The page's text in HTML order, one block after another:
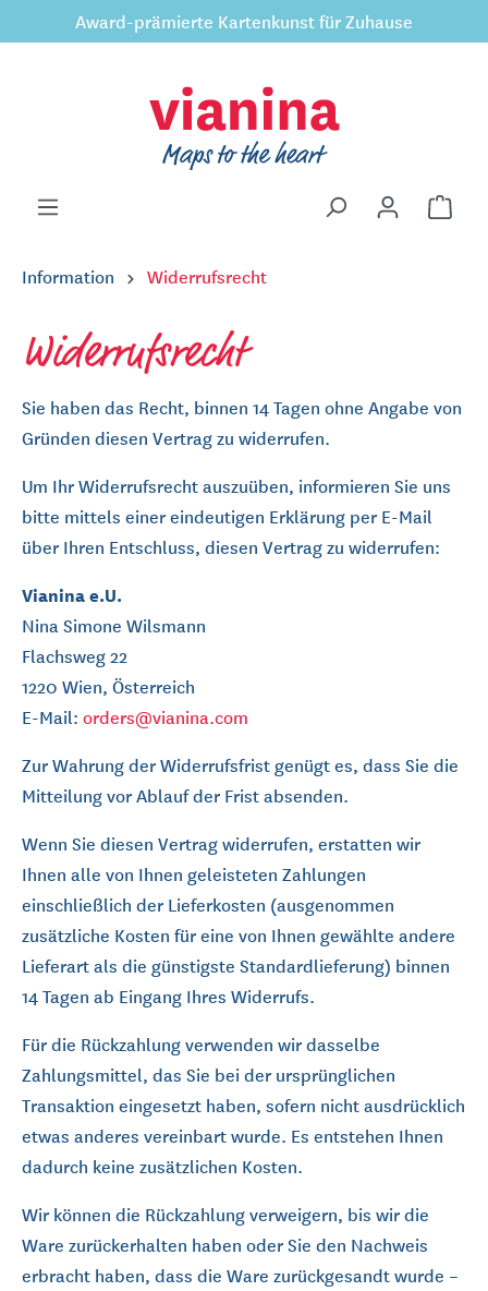
springen
Award-prämierte Kartenkunst für Zuhause
Information Widerrufsrecht
Widerrufsrecht
Sie haben das Recht, binnen 14 Tagen ohne Angabe von
Gründen diesen Vertrag zu widerrufen.
Um Ihr Widerrufsrecht auszuüben, informieren Sie uns
bitte mittels einer eindeutigen Erklärung per E-Mail
über Ihren Entschluss, diesen Vertrag zu widerrufen:
Vianina e.U.
Nina Simone Wilsmann
Flachsweg 22
1220 Wien, Österreich
E-Mail: orders@vianina.com
Zur Wahrung der Widerrufsfrist genügt es, dass Sie die
Mitteilung vor Ablauf der Frist absenden.
Wenn Sie diesen Vertrag widerrufen, erstatten wir
Ihnen alle von Ihnen geleisteten Zahlungen
einschließlich der Lieferkosten (ausgenommen
zusätzliche Kosten für eine von Ihnen gewählte andere
Lieferart als die günstigste Standardlieferung) binnen
14 Tagen ab Eingang Ihres Widerrufs.
Für die Rückzahlung verwenden wir dasselbe
Zahlungsmittel, das Sie bei der ursprünglichen
Transaktion eingesetzt haben, sofern nicht ausdrücklich
etwas anderes vereinbart wurde. Es entstehen Ihnen
dadurch keine zusätzlichen Kosten.
Wir können die Rückzahlung verweigern, bis wir die
Ware zurückerhalten haben oder Sie den Nachweis
erbracht haben, dass die Ware zurückgesandt wurde –